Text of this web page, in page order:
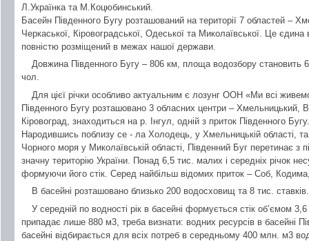
Л.Українка та М.Коцюбинський.
Басейн Південного Бугу розташований на території 7 областей –
Черкаської, Кіровоградської, Одеської та Миколаївської. Це єдина
повністю розміщений в межах нашої держави.
Довжина Південного Бугу – 806 км, площа водозбору становить
чол.
Для цієї річки особливо актуальним є лозунг ООН «Ми всі
Південного Бугу розташовано 3 обласних центри – Хмельницький,
Кіровоград, знаходиться на р. Інгул, одній з приток Південного Бугу.
Народившись поблизу се - ла Холодець, у Хмельницькій області,
Чорного моря у Миколаївській області, Південний Буг перетинає з
значну територію України. Понад 6,5 тис. малих і середніх річок
формуючи його стік. Серед найбільш відомих приток – Соб,
В басейні розташовано близько 200 водосховищ та 8 тис. ставків.
У середній по водності рік в басейні формується стік об’ємом
припадає лише 880 м3, треба визнати: водних ресурсів в басейні
басейні відбирається для всіх потреб в середньому 400 млн. м3